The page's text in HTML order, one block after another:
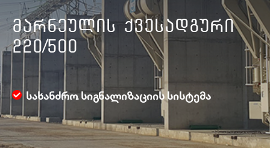
მარნეულის ქვესადგური
220/500
სახანძრო სიგნალიზაციის სისტემა